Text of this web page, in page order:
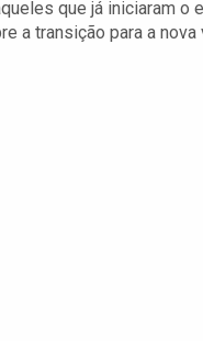
que já iniciaram o
a transição para a nova